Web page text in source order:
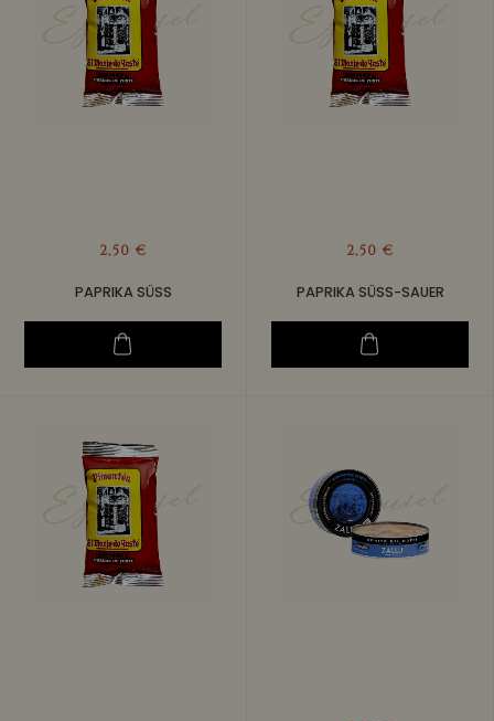
2,50 €
PAPRIKA SÜSS
2,50 €
PAPRIKA SÜSS-SAUER